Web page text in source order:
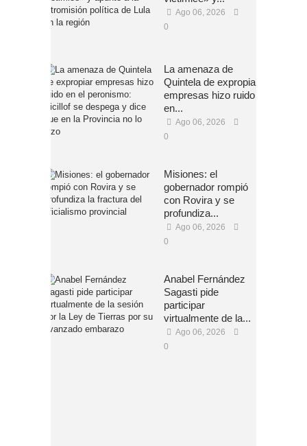
Ago 06, 2026
0
La amenaza de
Quintela de expropiar
empresas hizo ruido
en...
Ago 06, 2026
0
Misiones: el
gobernador rompió
con Rovira y se
profundiza...
Ago 06, 2026
0
Anabel Fernández
Sagasti pide
participar
virtualmente de la...
Ago 06, 2026
0